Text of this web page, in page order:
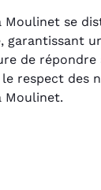
se
de
respect
Moulinet.